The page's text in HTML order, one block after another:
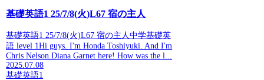
基礎英語1 25/7/8(火)L67 宿の主人
基礎英語1 25/7/8(火)L67 宿の主人中学基礎英
語 level 1Hi guys. I'm Honda Toshiyuki. And I'm
Chris Nelson.Diana Garnet here! How was the l...
2025.07.08
基礎英語1